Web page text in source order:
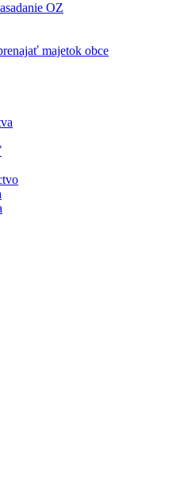
OZ
majetok obce